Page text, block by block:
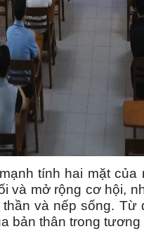
tính hai mặt
và mở rộng cơ hội,
và nếp sống. Từ
bản thân trong